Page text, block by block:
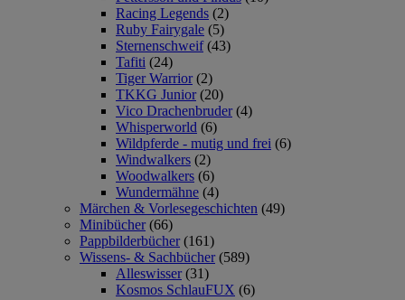
Racing Legends (2)
Ruby Fairygale (5)
Sternenschweif (43)
Tafiti (24)
Tiger Warrior (2)
TKKG Junior (20)
Vico Drachenbruder (4)
Whisperworld (6)
Wildpferde - mutig und frei (6)
Windwalkers (2)
Woodwalkers (6)
Wundermähne (4)
Märchen & Vorlesegeschichten (49)
Minibücher (66)
Pappbilderbücher (161)
Wissens- & Sachbücher (589)
Alleswisser (31)
Kosmos SchlauFUX (6)